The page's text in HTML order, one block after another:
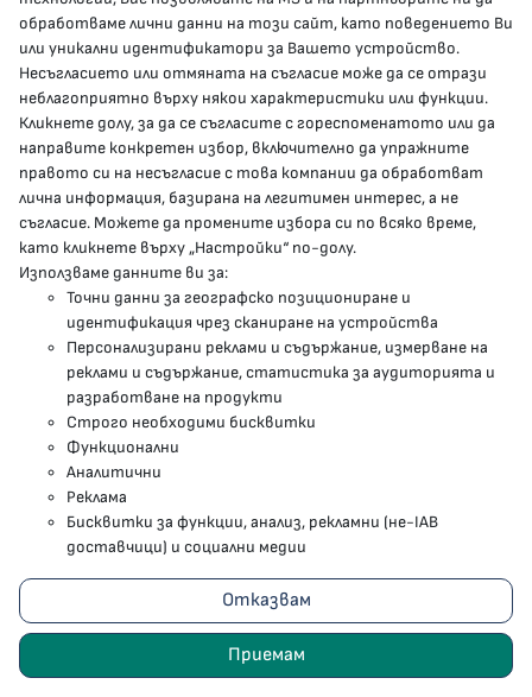
Асен Меджидиев: … съм насрочил среща другата
седмица с представителите на ТЕЛК-овете в
България и на ръководителите на лечебни
заведения, където се намират тези ТЕЛК-ове.
Примерно за София са 12 ТЕЛК-а.
Водещ: Откъде идва проблемът? Пет-шест месеца
да чакаш за час за комисия.
Асен Меджидиев: Ще ви кажа. Първо – малко са
кадрите, които обслужват ТЕЛК-овете. Много
малко са желаещите да работят в ТЕЛК.
Водещ: Защо не искат?
Асен Меджидиев: Повечето хора са на по-пределна
възраст, предпенсионна и следпенсионна възраст.
Заплащането на освидетелстване на едно ТЕЛК-
ово решение е от порядъка на около 40 лева. Това
също трябва да се промени. Ще дам пример. Има
много хора, които и от чужбина идват с ТЕЛК-ови
решения, които тук трябва да бъдат преведени и
обработени. Само ще дам пример. За миналата
година 350 000 лева сме дали само за преводи на
документи от чужбина на ТЕЛК-ови решения. После
– при специализираните ТЕЛК-ове е доста по-
тежко, затова се и бавят понякога решенията. Не
ги оправдавам, не ме разбирайте криво, но когато
обработваме лични данни на този сайт, като поведението Ви
или уникални идентификатори за Вашето устройство.
Несъгласието или отмяната на съгласие може да се отрази
неблагоприятно върху някои характеристики или функции.
Кликнете долу, за да се съгласите с гореспоменатото или да
направите конкретен избор, включително да упражните
правото си на несъгласие с това компании да обработват
лична информация, базирана на легитимен интерес, а не
съгласие. Можете да промените избора си по всяко време,
като кликнете върху „Настройки“ по-долу.
Използваме данните ви за:
Точни данни за географско позициониране и
идентификация чрез сканиране на устройства
Персонализирани реклами и съдържание, измерване на
реклами и съдържание, статистика за аудиторията и
разработване на продукти
Строго необходими бисквитки
Функционални
Аналитични
Реклама
Бисквитки за функции, анализ, рекламни (не-IAB
доставчици) и социални медии
Отказвам
Приемам